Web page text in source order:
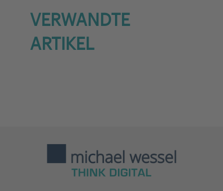
VERWANDTE
ARTIKEL